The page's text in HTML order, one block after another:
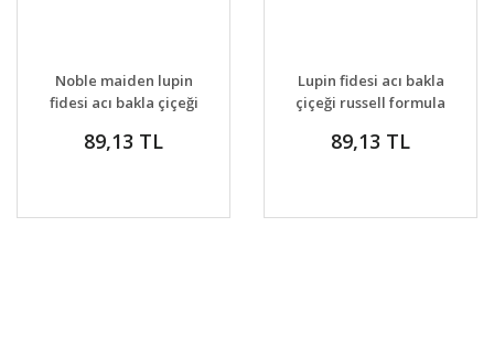
DETAYLAR
VER
Noble maiden lupin
fidesi acı bakla çiçeği
89,13 TL
DETAYLAR
VER
Lupin fidesi acı bakla
çiçeği russell formula
89,13 TL